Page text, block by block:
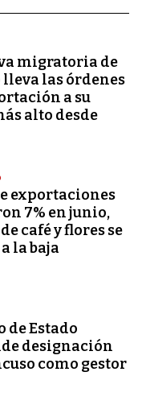
migratoria de
las órdenes
a su
alto desde
exportaciones
7% en junio,
café y flores se
la baja
de Estado
designación
como gestor